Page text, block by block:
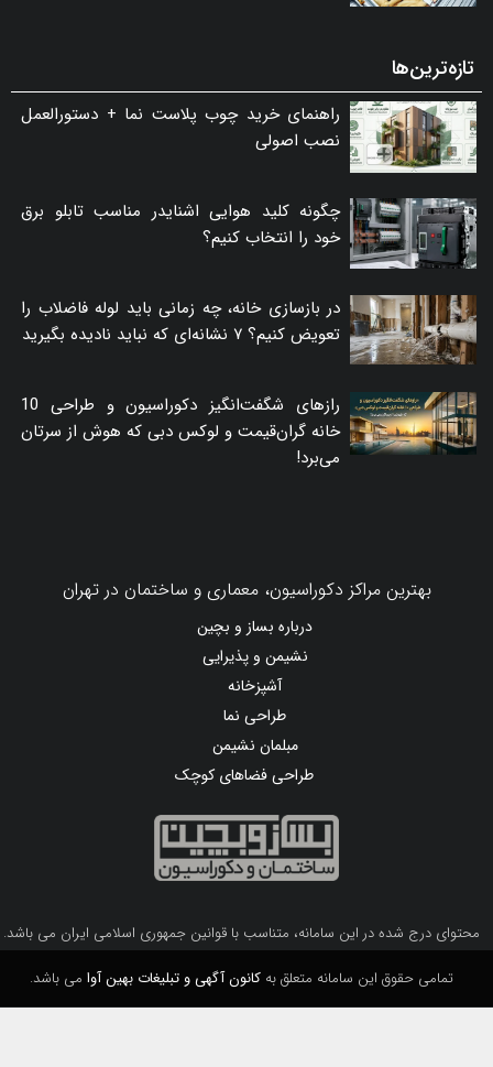
تازه‌ترین‌ها
راهنمای خرید چوب پلاست نما + دستورالعمل
نصب اصولی
چگونه کلید هوایی اشنایدر مناسب تابلو برق
خود را انتخاب کنیم؟
در بازسازی خانه، چه زمانی باید لوله فاضلاب را
تعویض کنیم؟ ۷ نشانه‌ای که نباید نادیده بگیرید
رازهای شگفت‌انگیز دکوراسیون و طراحی 10
خانه گران‌قیمت و لوکس دبی که هوش از سرتان
می‌برد!
بهترین مراکز دکوراسیون، معماری و ساختمان در تهران
درباره بساز و بچین
نشیمن و پذیرایی
آشپزخانه
طراحی نما
مبلمان نشیمن
طراحی فضاهای کوچک
محتوای درج شده در این سامانه، متناسب با قوانین جمهوری اسلامی ایران می باشد.
تمامی حقوق این سامانه متعلق بهکانون آگهی و تبلیغات بهین آوامی باشد.